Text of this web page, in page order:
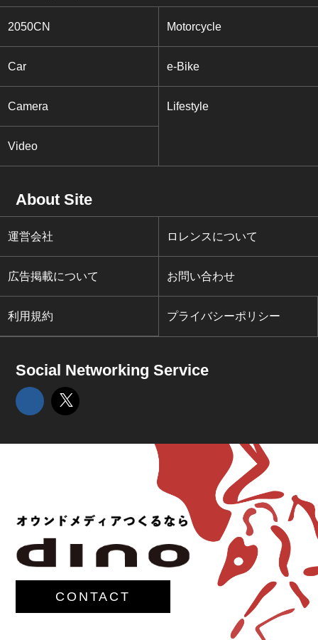
2050CN Motorcycle
Car e-Bike
Camera Lifestyle
Video
About Site
運営会社 ロレンスについて
広告掲載について お問い合わせ
利用規約 プライバシーポリシー
Social Networking Service
CONTACT